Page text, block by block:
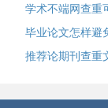
学术不端网查重
毕业论文怎样避
推荐论期刊查重